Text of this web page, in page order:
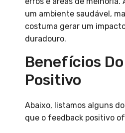
um ambiente saudável,
costuma gerar um
duradouro.
Benefícios
Positivo
Abaixo, listamos alguns
que o feedback positivo